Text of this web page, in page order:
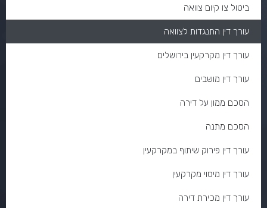
ביטול צו קיום צוואה
עורך דין התנגדות לצוואה
עורך דין מקרקעין בירושלים
עורך דין מושבים
הסכם ממון על דירה
הסכם מתנה
עורך דין פירוק שיתוף במקרקעין
עורך דין מיסוי מקרקעין
עורך דין מכירת דירה